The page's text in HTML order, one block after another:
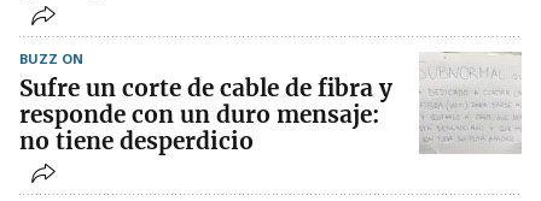
BUZZ ON
Sufre un corte de cable de fibra y
responde con un duro mensaje:
no tiene desperdicio